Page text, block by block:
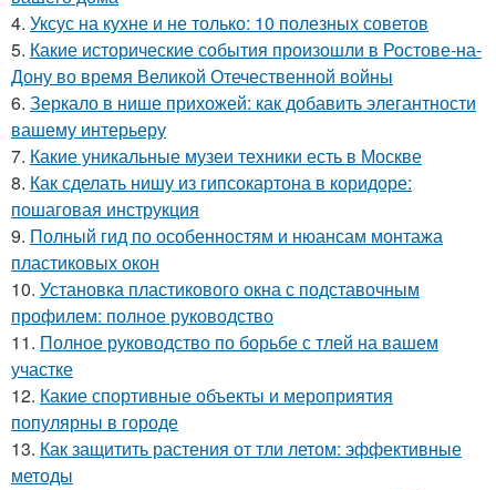
4. Уксус на кухне и не только: 10 полезных советов
5. Какие исторические события произошли в Ростове-на-
Дону во время Великой Отечественной войны
6. Зеркало в нише прихожей: как добавить элегантности
вашему интерьеру
7. Какие уникальные музеи техники есть в Москве
8. Как сделать нишу из гипсокартона в коридоре:
пошаговая инструкция
9. Полный гид по особенностям и нюансам монтажа
пластиковых окон
10. Установка пластикового окна с подставочным
профилем: полное руководство
11. Полное руководство по борьбе с тлей на вашем
участке
12. Какие спортивные объекты и мероприятия
популярны в городе
13. Как защитить растения от тли летом: эффективные
методы